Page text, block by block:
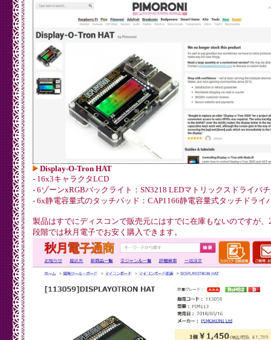
Display-O-Tron HAT
- 16x3キャラクタLCD
- 6ゾーンxRGBバックライト：SN3218 LEDマトリックスドライバ
- 6x静電容量式のタッチパッド：CAP1166静電容量式タッチドライ
製品はすでにディスコンで販売元にはすでに在庫もないのですが、
段階では秋月電子でお安く購入できます。